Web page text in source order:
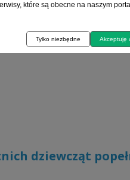
dziewcząt
które są obecne na naszym
Tylko niezbędne Akceptuję